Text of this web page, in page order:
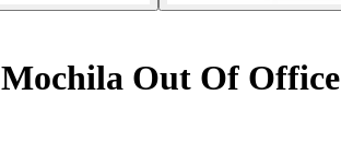
Mochila Out Of Office